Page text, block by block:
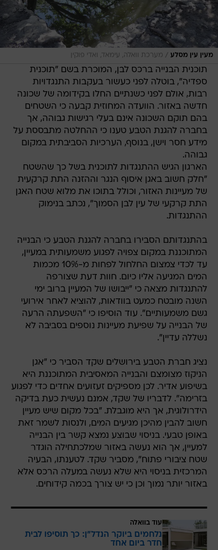
מעין עין מסלע / מערכת וואלה, עימאד, ואדי פוקין
תוכנית הבנייה ברכס לבן, המוכרת בשם "תוכנית
ספדיה", בוטלה לפני כעשור בעקבות התנגדויות
רבות, אולם לפני כשנתיים החלו בקידומה של שכונה
חדשה באזור. הוועדה המחוזית קבעה כי השטחים
בהם תוקם השכונה אינם בעלי רגישות גבוהה, אך
בחברה להגנת הטבע טענו כי ההחלטה מתבססת על
מידע חסר וישן, בנוסף, הערכיות הסביבתית במקום
גבוהה.
הארגון הגיש ההתנגדות לתוכנית בשל כך שהשטח
"חלק חשוב באגן איסוף הנגר וההזנה התת קרקעית
של מעיינות האזור, וכולל בתוכו את מלוא שטח האגן
התת קרקעי של עין לבן הסמוך", נכתב בנימוק
ההתנגדות.
בהתנגדותם הסבירו בחברה להגנת הטבע כי הבנייה
המתוכננת במקום צפויה לפגוע משמעותית במעיין,
עד לכדי צמצום החלחול לפחות מ-10% מכמות
המים המגיעה אליו כיום. חוות דעת שצורפה
להתנגדות מצאה כי "ייבושו של המעיין ברוב ימי
השנה מובטח כמעט בוודאות, להוציא לאחר אירועי
גשם משמעותיים". עוד הוסיפו כי "השפעתה הרעה
של הבנייה על שפיעת מעיינות נוספים בסביבה לא
נשללה עדיין".
נציג חברת הטבע בירושלים שקד הסביר כי "אגן
הניקוז מצומצם והבנייה המאסיבית המתוכננת היא
בשיפוע אדיר. לכן מספיקים זעזועים אחדים כדי לפגוע
בזרימה". לדבריו של שקד, אמנם נעשית כעת בדיקה
הידרולוגית, אך היא מוגבלת. "בכל מקום שיש מעיין
חשוב להבין מהיכן מגיעים המים, ולנסות לשמר זאת
באופן טבעי. בניסוי שבוצע נמצא קשר בין הבנייה
למעיין, אך הוא נעשה באזור שמלכתחילה הוגדר
שטח ציבורי פתוח", מסביר שקד. לטענתו, הבעיה
המרכזית בניסוי היא שלא נעשה במעלה הרכס אלא
באזור יותר נמוך וכן כי יש צורך בכמה קידוחים.
עוד בוואלה
נלחמים ביוקר הנדל"ן: כך תוסיפו לבית
חדר ביום אחד